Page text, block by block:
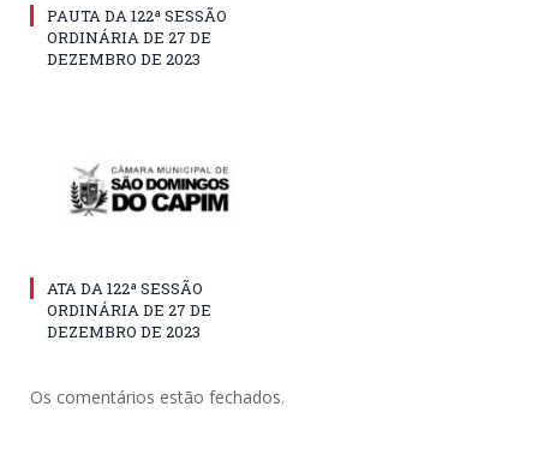
PAUTA DA 122ª SESSÃO
ORDINÁRIA DE 27 DE
DEZEMBRO DE 2023
ATA DA 122ª SESSÃO
ORDINÁRIA DE 27 DE
DEZEMBRO DE 2023
Os comentários estão fechados.